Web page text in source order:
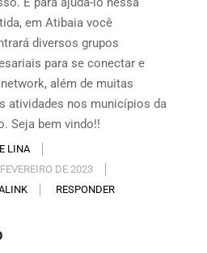
em Atibaia você
diversos grupos
para se conectar e
além de muitas
atividades nos municípios da
Seja bem vindo!!
LINA
DE 2023
RESPONDER